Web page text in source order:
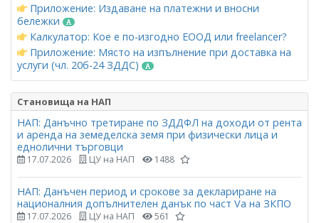
Приложение: Издаване на платежни и вносни
бележки
Калкулатор: Кое е по-изгодно ЕООД или freelancer?
Приложение: Място на изпълнение при доставка на
услуги (чл. 20б-24 ЗДДС)
Становища на НАП
НАП: Данъчно третиране по ЗДДФЛ на доходи от рента
и аренда на земеделска земя при физически лица и
еднолични търговци
17.07.2026 ЦУ на НАП 1488
НАП: Данъчен период и срокове за деклариране на
националния допълнителен данък по част Vа на ЗКПО
17.07.2026 ЦУ на НАП 561